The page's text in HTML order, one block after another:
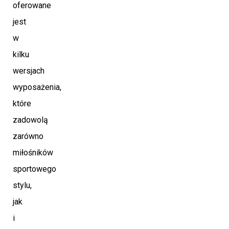
oferowane
jest
w
kilku
wersjach
wyposażenia,
które
zadowolą
zarówno
miłośników
sportowego
stylu,
jak
i